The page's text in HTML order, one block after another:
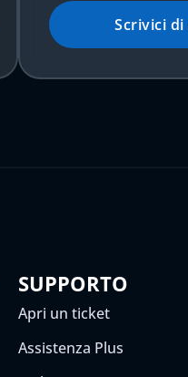
Scrivici
SUPPORTO
Apri un ticket
Assistenza Plus